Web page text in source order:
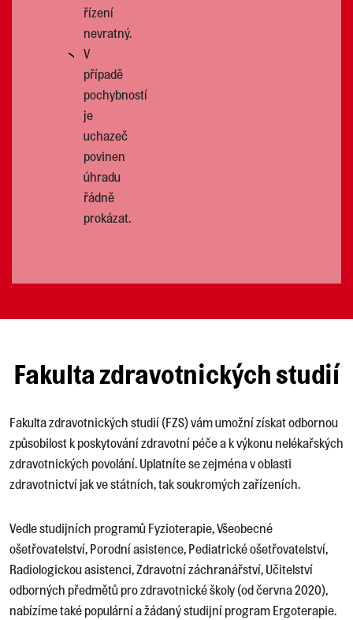
řízení
nevratný.
V
případě
pochybností
je
uchazeč
povinen
úhradu
řádně
prokázat.
Fakulta zdravotnických studií
Fakulta zdravotnických studií (FZS) vám umožní získat odbornou
způsobilost k poskytování zdravotní péče a k výkonu nelékařských
zdravotnických povolání. Uplatníte se zejména v oblasti
zdravotnictví jak ve státních, tak soukromých zařízeních.
Vedle studijních programů Fyzioterapie, Všeobecné
ošetřovatelství, Porodní asistence, Pediatrické ošetřovatelství,
Radiologickou asistenci, Zdravotní záchranářství, Učitelství
odborných předmětů pro zdravotnické školy (od června 2020),
nabízíme také populární a žádaný studijní program Ergoterapie.